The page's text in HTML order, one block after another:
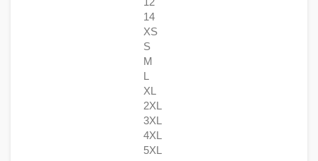
14
XS
S
M
L
XL
2XL
3XL
4XL
5XL